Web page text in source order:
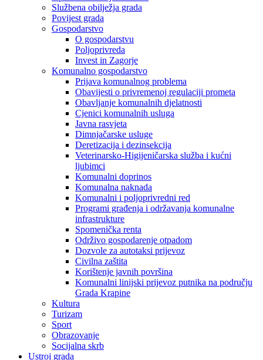
Službena obilježja grada
Povijest grada
Gospodarstvo
O gospodarstvu
Poljoprivreda
Invest in Zagorje
Komunalno gospodarstvo
Prijava komunalnog problema
Obavijesti o privremenoj regulaciji prometa
Obavljanje komunalnih djelatnosti
Cjenici komunalnih usluga
Javna rasvjeta
Dimnjačarske usluge
Deretizacija i dezinsekcija
Veterinarsko-Higijeničarska služba i kućni
ljubimci
Komunalni doprinos
Komunalna naknada
Komunalni i poljoprivredni red
Programi građenja i održavanja komunalne
infrastrukture
Spomenička renta
Održivo gospodarenje otpadom
Dozvole za autotaksi prijevoz
Civilna zaštita
Korištenje javnih površina
Komunalni linijski prijevoz putnika na području
Grada Krapine
Kultura
Turizam
Sport
Obrazovanje
Socijalna skrb
Ustroj grada